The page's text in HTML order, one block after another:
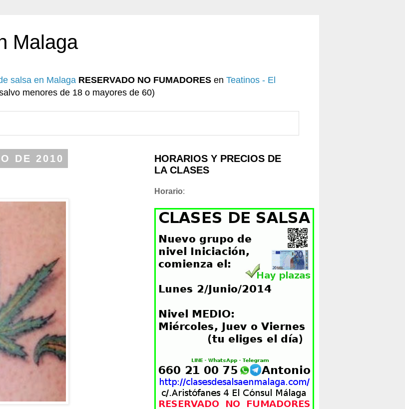
Malaga
salsa en Malaga RESERVADO NO FUMADORES en Teatinos - El
menores de 18 o mayores de 60)
DE 2010
HORARIOS Y PRECIOS DE
LA CLASES
Horario: